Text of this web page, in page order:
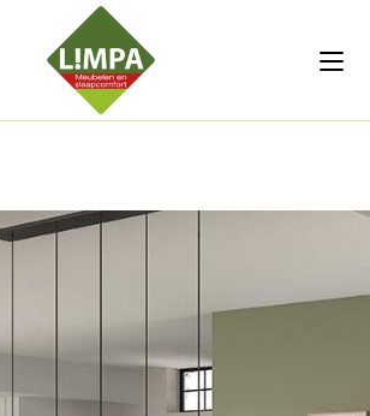
Regenschut
Fettsauren Dekemax Kapselmed
Netzfenste Insektensc